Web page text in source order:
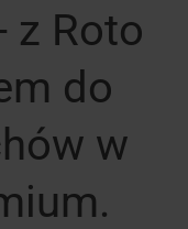
z Roto
do
w